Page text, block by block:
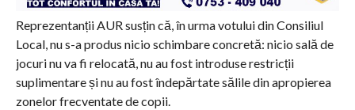
Reprezentanții AUR susțin că, în urma votului din Consiliul
Local, nu s-a produs nicio schimbare concretă: nicio sală de
jocuri nu va fi relocată, nu au fost introduse restricții
suplimentare și nu au fost îndepărtate sălile din apropierea
zonelor frecventate de copii.